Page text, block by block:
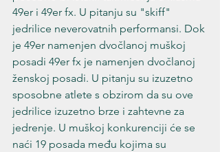
49er i 49er fx. U pitanju su "skiff"
jedrilice neverovatnih performansi. Dok
je 49er namenjen dvočlanoj muškoj
posadi 49er fx je namenjen dvočlanoj
ženskoj posadi. U pitanju su izuzetno
sposobne atlete s obzirom da su ove
jedrilice izuzetno brze i zahtevne za
jedrenje. U muškoj konkurenciji će se
naći 19 posada među kojima su